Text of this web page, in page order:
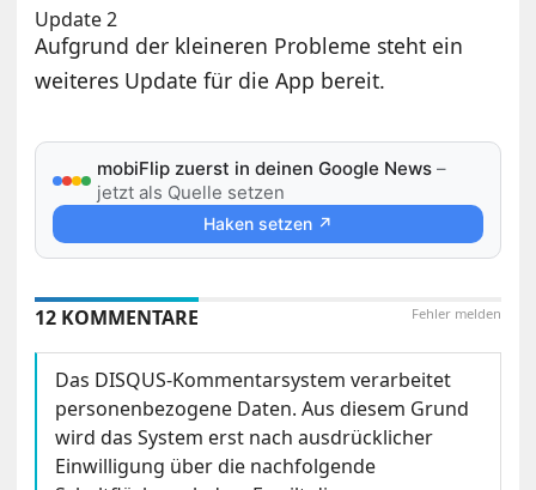
Update 2
Aufgrund der kleineren Probleme steht ein
weiteres Update für die App bereit.
mobiFlip zuerst in deinen Google News –
jetzt als Quelle setzen
Haken setzen ↗
Fehler melden
12 KOMMENTARE
Das DISQUS-Kommentarsystem verarbeitet
personenbezogene Daten. Aus diesem Grund
wird das System erst nach ausdrücklicher
Einwilligung über die nachfolgende